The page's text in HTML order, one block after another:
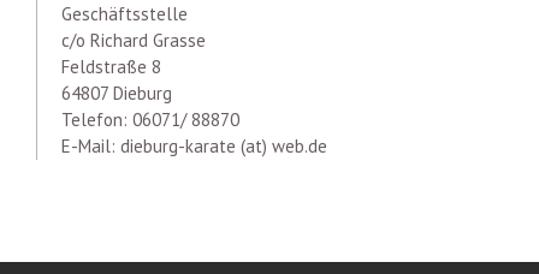
Geschäftsstelle
c/o Richard Grasse
Feldstraße 8
64807 Dieburg
Telefon: 06071/ 88870
E-Mail: dieburg-karate (at) web.de